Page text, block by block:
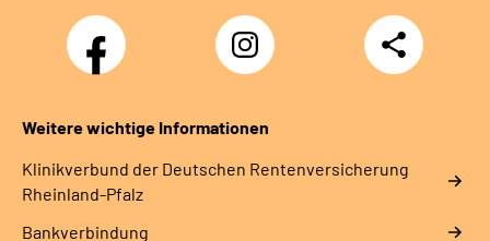
Facebook
Instagram
DRV
Nachwuchskräfte
Teilen
Weitere wichtige Informationen
Klinikverbund der Deutschen Rentenversicherung
Rheinland-Pfalz
Bankverbindung